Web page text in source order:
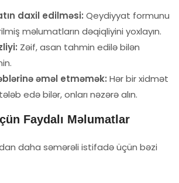
daxil edilməsi: Qeydiyyat formunu
məlumatların dəqiqliyini yoxlayın.
Zəif, asan tahmin edilə bilən
əməl etməmək: Hər bir xidmət
edə bilər, onları nəzərə alın.
Faydalı Məlumatlar
daha səmərəli istifadə üçün bəzi